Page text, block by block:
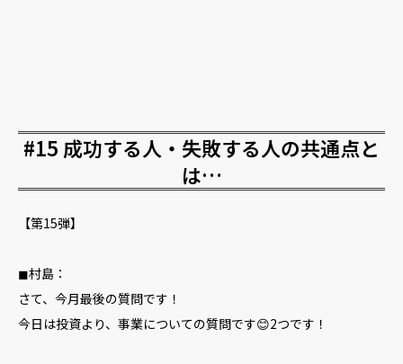
#15 成功する人・失敗する人の共通点と
は…
【第15弾】
◼︎村島：
さて、今月最後の質問です！
今日は投資より、事業についての質問です😊2つです！